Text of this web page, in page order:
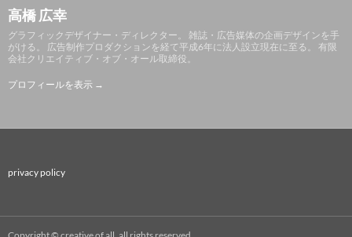
高橋 広幸
グラフィックデザイナー・ディレクター。 雑誌・広告媒体の企画デザインを手
がける。 広告制作プロダクションを経て平成6年に法人設立現在に至る。 有限
会社クリエイティブ・オブ・オール取締役。
プロフィールを表示 →
privacy policy